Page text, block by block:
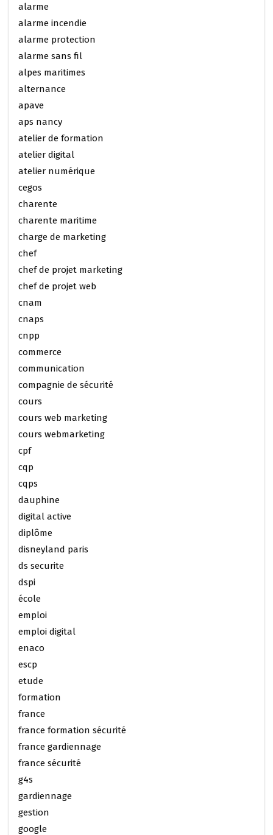
alarme
alarme incendie
alarme protection
alarme sans fil
alpes maritimes
alternance
apave
aps nancy
atelier de formation
atelier digital
atelier numérique
cegos
charente
charente maritime
charge de marketing
chef
chef de projet marketing
chef de projet web
cnam
cnaps
cnpp
commerce
communication
compagnie de sécurité
cours
cours web marketing
cours webmarketing
cpf
cqp
cqps
dauphine
digital active
diplôme
disneyland paris
ds securite
dspi
école
emploi
emploi digital
enaco
escp
etude
formation
france
france formation sécurité
france gardiennage
france sécurité
g4s
gardiennage
gestion
google